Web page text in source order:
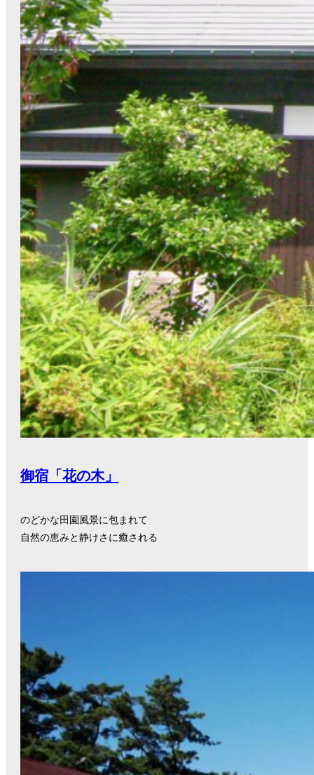
御宿「花の木」
のどかな田園風景に包まれて
自然の恵みと静けさに癒される